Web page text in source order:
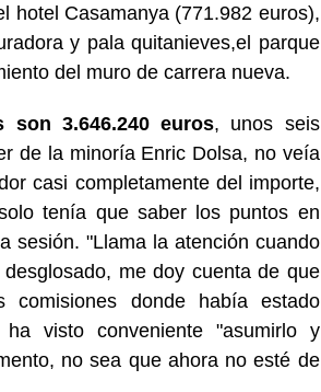
hotel Casamanya (771.982 euros),
y pala quitanieves,el parque
del muro de carrera nueva.
3.646.240 euros, unos seis
de la minoría Enric Dolsa, no veía
casi completamente del importe,
tenía que saber los puntos en
sesión. "Llama la atención cuando
me doy cuenta de que
donde había estado
visto conveniente "asumirlo y
no sea que ahora no esté de